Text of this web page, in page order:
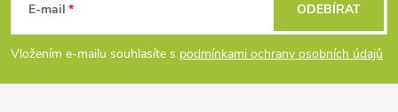
p
E-mail
Vložením e-mailu souhlasíte s podmínkami ochrany osobních údajů
ODEBÍRAT